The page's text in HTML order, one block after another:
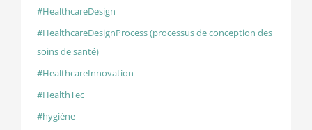
#HealthcareDesign
#HealthcareDesignProcess (processus de conception des
soins de santé)
#HealthcareInnovation
#HealthTec
#hygiène